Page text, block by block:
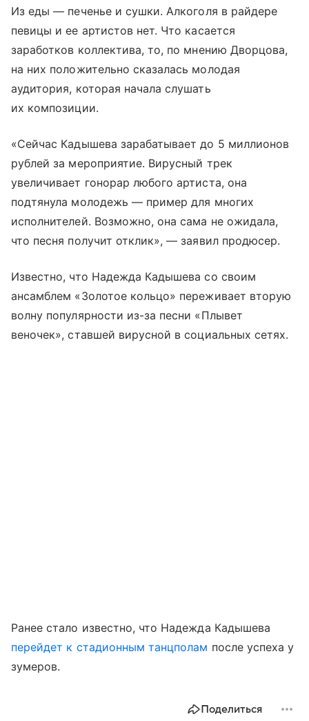
Из еды — печенье и сушки. Алкоголя в райдере
певицы и ее артистов нет. Что касается
заработков коллектива, то, по мнению Дворцова,
на них положительно сказалась молодая
аудитория, которая начала слушать
их композиции.
«Сейчас Кадышева зарабатывает до 5 миллионов
рублей за мероприятие. Вирусный трек
увеличивает гонорар любого артиста, она
подтянула молодежь — пример для многих
исполнителей. Возможно, она сама не ожидала,
что песня получит отклик», — заявил продюсер.
Известно, что Надежда Кадышева со своим
ансамблем «Золотое кольцо» переживает вторую
волну популярности из-за песни «Плывет
веночек», ставшей вирусной в социальных сетях.
Ранее стало известно, что Надежда Кадышева
перейдет к стадионным танцполам после успеха у
зумеров.
Поделиться